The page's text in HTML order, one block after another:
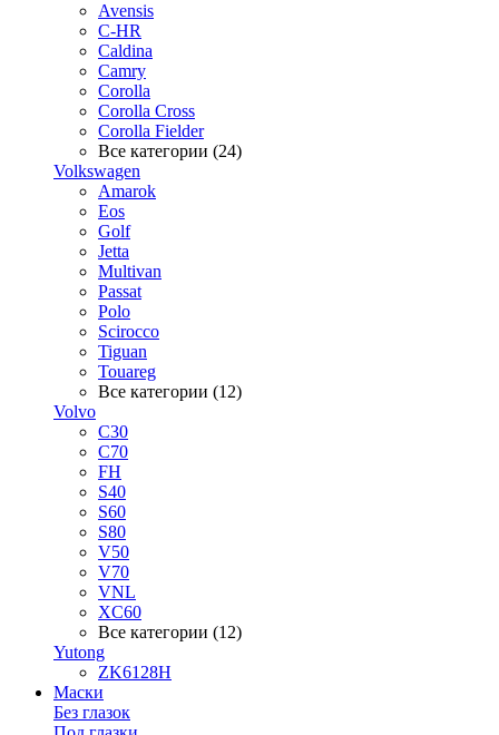
Avensis
C-HR
Caldina
Camry
Corolla
Corolla Cross
Corolla Fielder
Все категории (24)
Volkswagen
Amarok
Eos
Golf
Jetta
Multivan
Passat
Polo
Scirocco
Tiguan
Touareg
Все категории (12)
Volvo
C30
C70
FH
S40
S60
S80
V50
V70
VNL
XC60
Все категории (12)
Yutong
ZK6128H
Маски
Без глазок